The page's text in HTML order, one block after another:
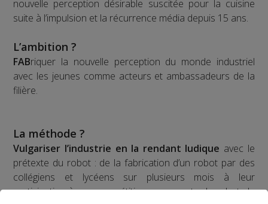
nouvelle perception désirable suscitée pour la cuisine
suite à l’impulsion et la récurrence média depuis 15 ans.
L’ambition ?
FABriquer la nouvelle perception du monde industriel
avec les jeunes comme acteurs et ambassadeurs de la
filière.
La méthode ?
Vulgariser l’industrie en la rendant ludique avec le
prétexte du robot : de la fabrication d’un robot par des
collégiens et lycéens sur plusieurs mois à leur
participation à une compétition apprenante de robots le